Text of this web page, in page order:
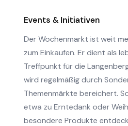
Events & Initiativen
Der Wochenmarkt ist weit
zum Einkaufen. Er dient als
Treffpunkt für die
wird regelmäßig durch
Themenmärkte bereichert.
etwa zu Erntedank oder
besondere Produkte